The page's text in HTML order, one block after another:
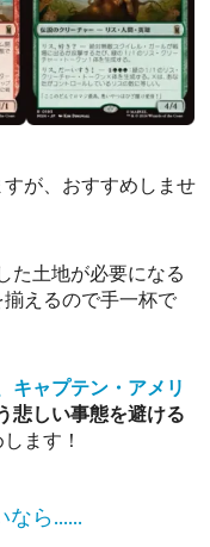
が、おすすめしませ
た土地が必要になる
えるので手一杯で
キャプテン・アメリ
悲しい事態を避ける
ます！
なら……